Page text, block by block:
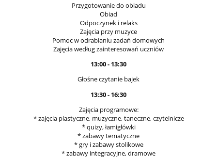
Przygotowanie do obiadu
Obiad
Odpoczynek i relaks
Zajęcia przy muzyce
Pomoc w odrabianiu zadań domowych
Zajęcia według zainteresowań uczniów
13:00 - 13:30
Głośne czytanie bajek
13:30 - 16:30
Zajęcia programowe:
* zajęcia plastyczne, muzyczne, taneczne, czytelnicze
* quizy, łamigłówki
* zabawy tematyczne
* gry i zabawy stolikowe
* zabawy integracyjne, dramowe